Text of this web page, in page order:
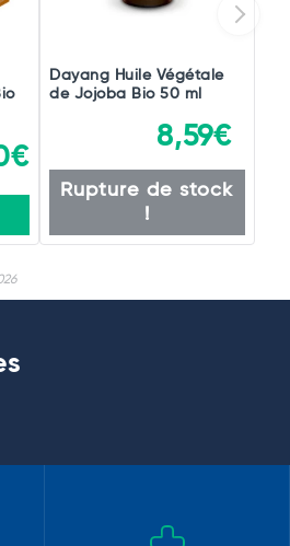
Dayang Huile Végétale
de Jojoba Bio 50 ml
8,59€
Rupture de stock
!